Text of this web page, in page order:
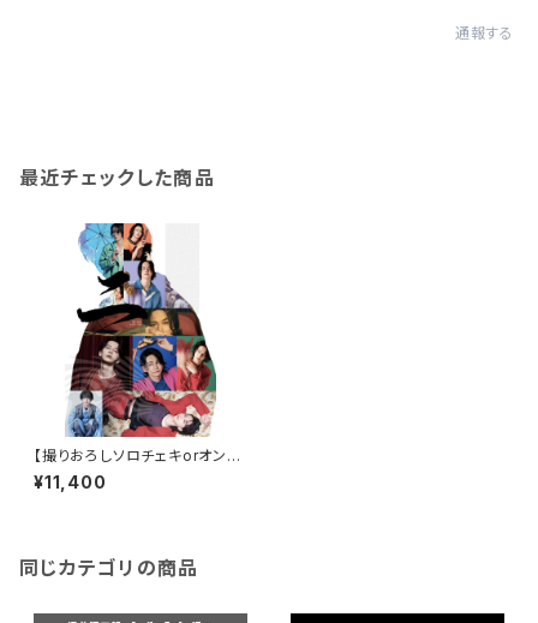
通報する
最近チェックした商品
【撮りおろしソロチェキorオンラ
イントーク付】横井翔二郎2nd
写真集「二」3冊セット
¥11,400
同じカテゴリの商品